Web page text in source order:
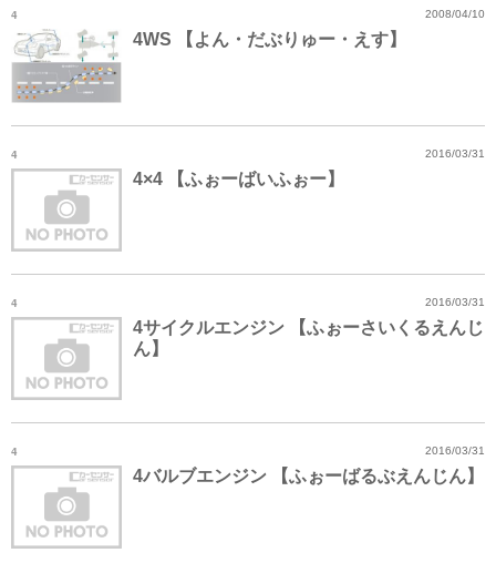
4 2008/04/10
4WS 【よん・だぶりゅー・えす】
4 2016/03/31
4×4 【ふぉーばいふぉー】
4 2016/03/31
4サイクルエンジン 【ふぉーさいくるえんじ
ん】
4 2016/03/31
4バルブエンジン 【ふぉーばるぶえんじん】